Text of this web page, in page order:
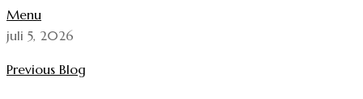
Menu
juli 5, 2026
Previous Blog